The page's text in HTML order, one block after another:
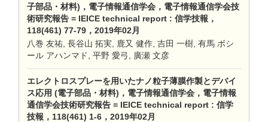
子部品・材料)，電子情報通信学会，電子情報通信学会技
術研究報告 = IEICE technical report : 信学技報，
118(461) 77-79，2019年02月
八巻 友祐, 長谷山 拓実, 鹿又 健作, 吉田 一樹, 有馬 ボシ
ール アハンマド, 平野 愛弓, 廣瀬 文彦
エレクトロスプレーを用いたナノ粒子薄膜作製とデバイ
ス応用 (電子部品・材料)，電子情報通信学会，電子情報
通信学会技術研究報告 = IEICE technical report : 信学
技報，118(461) 1-6，2019年02月